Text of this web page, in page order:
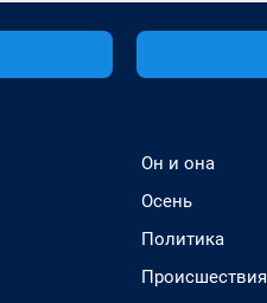
Он и она
Осень
Политика
Происшествия